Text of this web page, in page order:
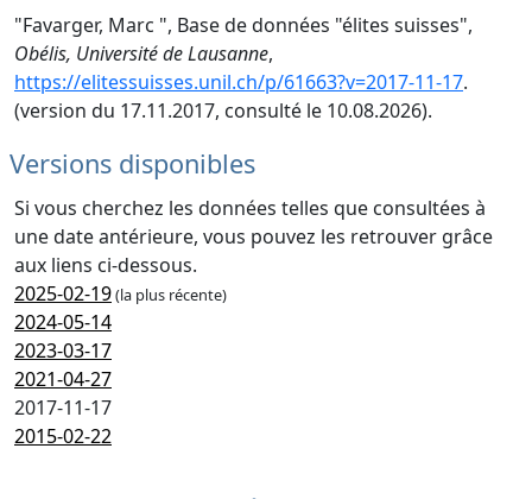
"Favarger, Marc ", Base de données "élites suisses",
Obélis, Université de Lausanne,
https://elitessuisses.unil.ch/p/61663?v=2017-11-17.
(version du 17.11.2017, consulté le 10.08.2026).
Versions disponibles
Si vous cherchez les données telles que consultées à
une date antérieure, vous pouvez les retrouver grâce
aux liens ci-dessous.
2025-02-19(la plus récente)
2024-05-14
2023-03-17
2021-04-27
2017-11-17
2015-02-22